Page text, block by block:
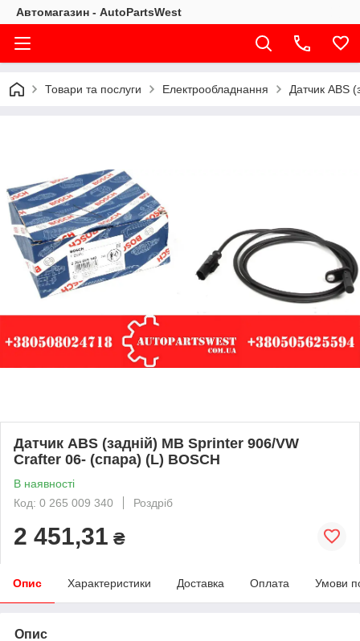
Автомагазин - AutoPartsWest
Товари та послуги Електрообладнання Датчик ABS
Датчик ABS (задній) MB Sprinter 906/VW
Crafter 06- (спара) (L) BOSCH
В наявності
Код: 0 265 009 340
Роздріб
2 451,31 ₴
Опис Характеристики Доставка Оплата Умови
Опис